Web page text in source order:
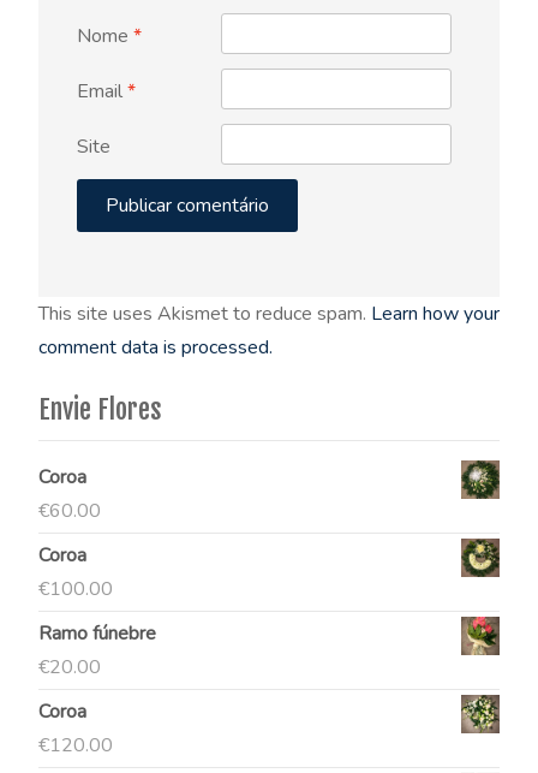
Nome *
Email*
Site
This site uses Akismet to reduce spam. Learn how your
comment data is processed.
Envie Flores
Coroa
€60.00
Coroa
€100.00
Ramo fúnebre
€20.00
Coroa
€120.00